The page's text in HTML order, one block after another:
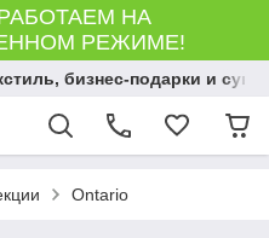
НА
РЕЖИМЕ!
бизнес-подарки и
Ontario